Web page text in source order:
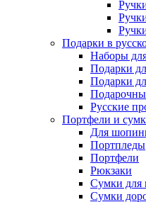
Подарки в
Наборы
Подарки
Подарки
Русские
Портфели и
Для
Портпледы
Портфели
Рюкзаки
Сумки для
Сумки